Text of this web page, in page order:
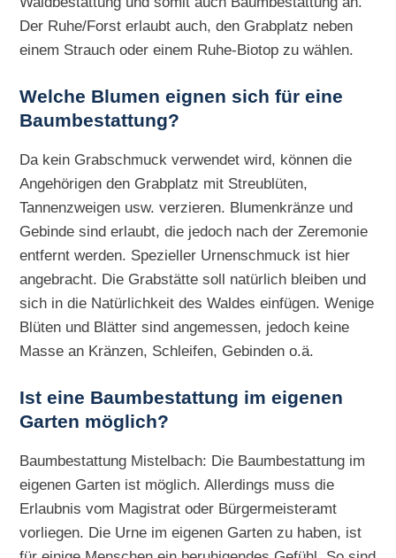
Der Ruhe/Forst erlaubt auch, den Grabplatz neben
einem Strauch oder einem Ruhe-Biotop zu wählen.
Welche Blumen eignen sich für eine
Baumbestattung?
Da kein Grabschmuck verwendet wird, können die
Angehörigen den Grabplatz mit Streublüten,
Tannenzweigen usw. verzieren. Blumenkränze und
Gebinde sind erlaubt, die jedoch nach der Zeremonie
entfernt werden. Spezieller Urnenschmuck ist hier
angebracht. Die Grabstätte soll natürlich bleiben und
sich in die Natürlichkeit des Waldes einfügen. Wenige
Blüten und Blätter sind angemessen, jedoch keine
Masse an Kränzen, Schleifen, Gebinden o.ä.
Ist eine Baumbestattung im eigenen
Garten möglich?
Baumbestattung Mistelbach: Die Baumbestattung im
eigenen Garten ist möglich. Allerdings muss die
Erlaubnis vom Magistrat oder Bürgermeisteramt
vorliegen. Die Urne im eigenen Garten zu haben, ist